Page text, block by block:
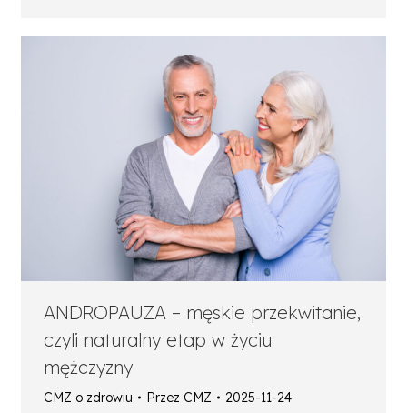
ANDROPAUZA – męskie przekwitanie,
czyli naturalny etap w życiu
mężczyzny
CMZ o zdrowiu Przez CMZ 2025-11-24